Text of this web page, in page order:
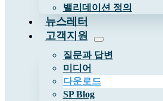
밸리데이션 정의
뉴스레터
고객지원
질문과 답변
미디어
다운로드
SP Blog